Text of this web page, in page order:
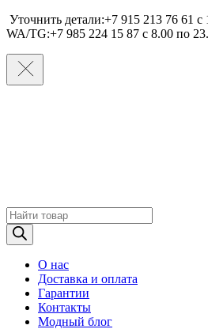
Уточнить детали:+7 915 213 76 61
WA/TG:+7 985 224 15 87 c 8.00 по
Поиск
товаров
О нас
Доставка и оплата
Гарантии
Контакты
Модный блог